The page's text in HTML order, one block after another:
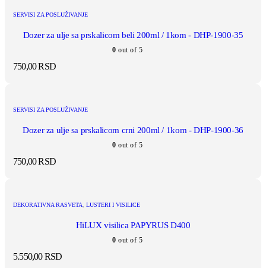
SERVISI ZA POSLUŽIVANJE
Dozer za ulje sa prskalicom beli 200ml / 1kom - DHP-1900-35
0 out of 5
750,00RSD
SERVISI ZA POSLUŽIVANJE
Dozer za ulje sa prskalicom crni 200ml / 1kom - DHP-1900-36
0 out of 5
750,00RSD
DEKORATIVNA RASVETA, LUSTERI I VISILICE
HiLUX visilica PAPYRUS D400
0 out of 5
5.550,00RSD